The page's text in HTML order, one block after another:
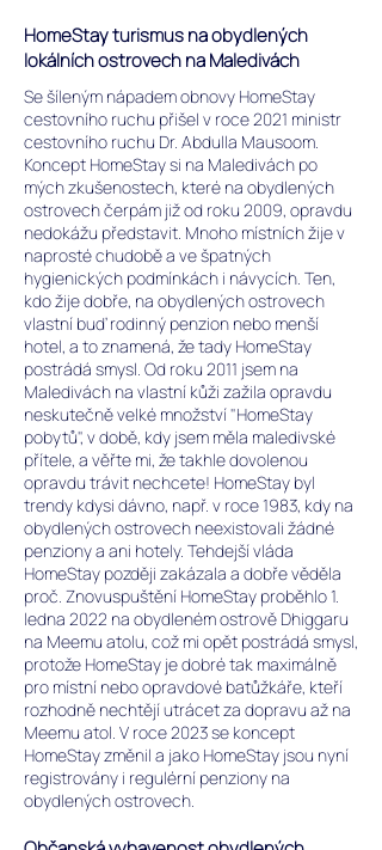
HomeStay turismus na obydlených
lokálních ostrovech na Maledivách
Se šíleným nápadem obnovy HomeStay
cestovního ruchu přišel v roce 2021 ministr
cestovního ruchu Dr. Abdulla Mausoom.
Koncept HomeStay si na Maledivách po
mých zkušenostech, které na obydlených
ostrovech čerpám již od roku 2009, opravdu
nedokážu představit. Mnoho místních žije v
naprosté chudobě a ve špatných
hygienických podmínkách i návycích. Ten,
kdo žije dobře, na obydlených ostrovech
vlastní buď rodinný penzion nebo menší
hotel, a to znamená, že tady HomeStay
postrádá smysl. Od roku 2011 jsem na
Maledivách na vlastní kůži zažila opravdu
neskutečně velké množství "HomeStay
pobytů", v době, kdy jsem měla maledivské
přítele, a věřte mi, že takhle dovolenou
opravdu trávit nechcete! HomeStay byl
trendy kdysi dávno, např. v roce 1983, kdy na
obydlených ostrovech neexistovali žádné
penziony a ani hotely. Tehdejší vláda
HomeStay později zakázala a dobře věděla
proč. Znovuspuštění HomeStay proběhlo 1.
ledna 2022 na obydleném ostrově Dhiggaru
na Meemu atolu, což mi opět postrádá smysl,
protože HomeStay je dobré tak maximálně
pro místní nebo opravdové batůžkáře, kteří
rozhodně nechtějí utrácet za dopravu až na
Meemu atol. V roce 2023 se koncept
HomeStay změnil a jako HomeStay jsou nyní
registrovány i regulérní penziony na
obydlených ostrovech.